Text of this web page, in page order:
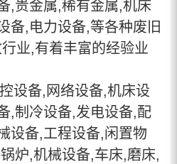
,贵金属,稀有金属,机床
备,电力设备,等各种废旧
业,有着丰富的经验业
设备,网络设备,机床设
,制冷设备,发电设备,配
设备,工程设备,闲置物
炉,机械设备,车床,磨床,